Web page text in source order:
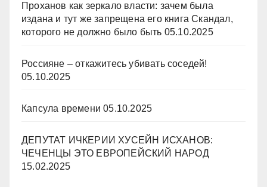
Проханов как зеркало власти: зачем была
издана и тут же запрещена его книга Скандал,
которого не должно было быть 05.10.2025
Россияне – откажитесь убивать соседей!
05.10.2025
Капсула времени 05.10.2025
ДЕПУТАТ ИЧКЕРИИ ХУСЕЙН ИСХАНОВ:
ЧЕЧЕНЦЫ ЭТО ЕВРОПЕЙСКИЙ НАРОД
15.02.2025